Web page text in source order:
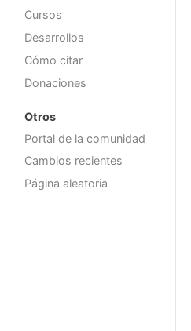
Cursos
Desarrollos
Cómo citar
Donaciones
Otros
Portal de la comunidad
Cambios recientes
Página aleatoria